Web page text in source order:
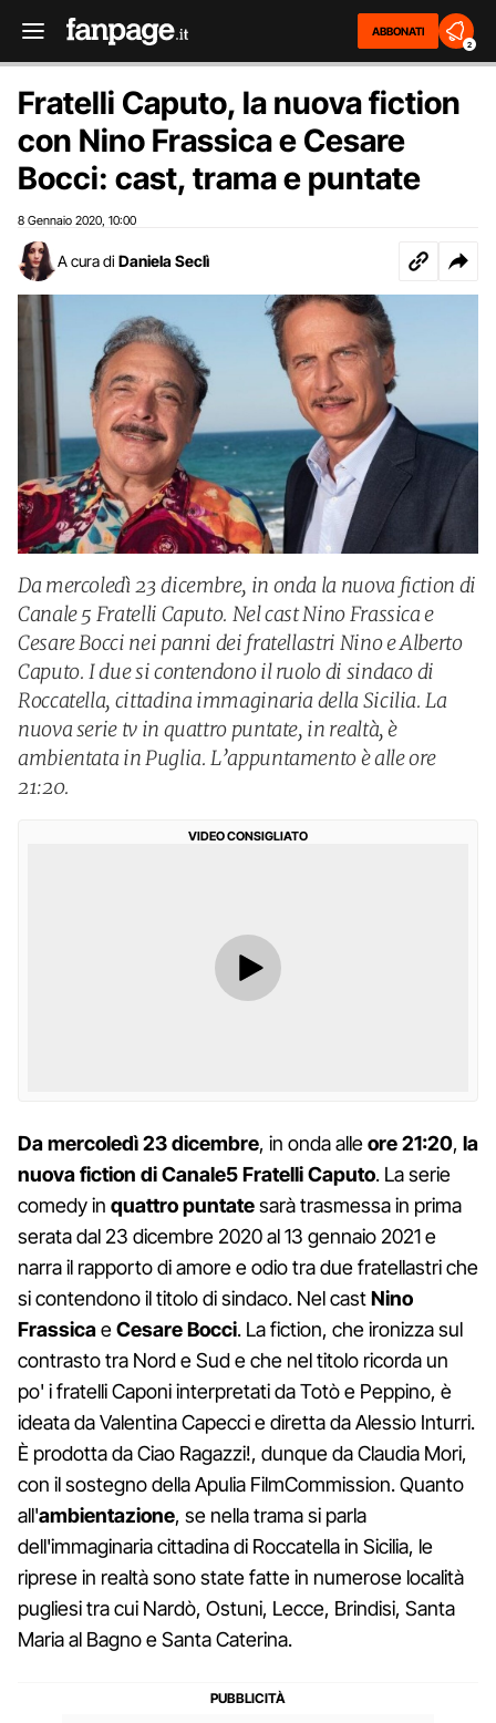
ABBONATI
2
Fratelli Caputo, la nuova fiction
con Nino Frassica e Cesare
Bocci: cast, trama e puntate
8 Gennaio 2020 10:00
A cura di Daniela Seclì
Da mercoledì 23 dicembre, in onda la nuova fiction di
Canale 5 Fratelli Caputo. Nel cast Nino Frassica e
Cesare Bocci nei panni dei fratellastri Nino e Alberto
Caputo. I due si contendono il ruolo di sindaco di
Roccatella, cittadina immaginaria della Sicilia. La
nuova serie tv in quattro puntate, in realtà, è
ambientata in Puglia. L’appuntamento è alle ore
21:20.
VIDEO CONSIGLIATO
Da mercoledì 23 dicembre, in onda alleore21:20, la
nuova fiction di Canale5Fratelli Caputo. La serie
comedy in quattro puntatesarà trasmessa in prima
serata dal 23 dicembre 2020 al 13 gennaio 2021 e
narra il rapporto di amore e odio tra due fratellastri che
si contendono il titolo di sindaco. Nel castNino
FrassicaeCesare Bocci. La fiction, che ironizza sul
contrasto tra Nord e Sud e che nel titolo ricorda un
po' i fratelli Caponi interpretati da Totò e Peppino, è
ideata da Valentina Capecci e diretta da Alessio Inturri.
È prodotta da Ciao Ragazzi!, dunque da Claudia Mori,
con il sostegno della Apulia FilmCommission. Quanto
all'ambientazione, se nella trama si parla
dell'immaginaria cittadina di Roccatella in Sicilia, le
riprese in realtà sono state fatte in numerose località
pugliesi tra cui Nardò, Ostuni, Lecce, Brindisi, Santa
Maria al Bagno e Santa Caterina.